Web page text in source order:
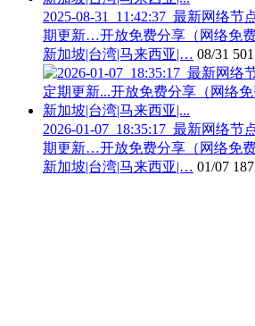
2025-08-31_11:42:37_最新网络
期更新…开放免费分享（网络免费
新加坡|台湾|马来西亚|… 08/31 501
2026-01-07_18:35:17_最新网络
期更新…开放免费分享（网络免费
新加坡|台湾|马来西亚|… 01/07 187